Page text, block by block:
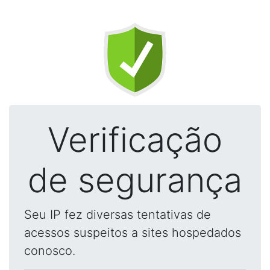
Verificação
de segurança
Seu IP fez diversas tentativas de
acessos suspeitos a sites hospedados
conosco.